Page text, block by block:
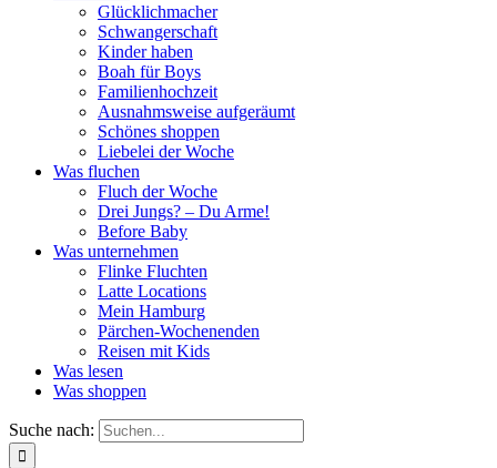
Glücklichmacher
Schwangerschaft
Kinder haben
Boah für Boys
Familienhochzeit
Ausnahmsweise aufgeräumt
Schönes shoppen
Liebelei der Woche
Was fluchen
Fluch der Woche
Drei Jungs? – Du Arme!
Before Baby
Was unternehmen
Flinke Fluchten
Latte Locations
Mein Hamburg
Pärchen-Wochenenden
Reisen mit Kids
Was lesen
Was shoppen
Suche nach: